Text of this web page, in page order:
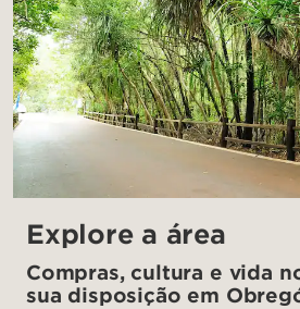
Explore a área
Compras, cultura e vida
sua disposição em